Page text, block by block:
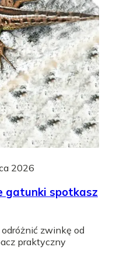
2026
gatunki spotkasz
odróżnić zwinkę od
praktyczny